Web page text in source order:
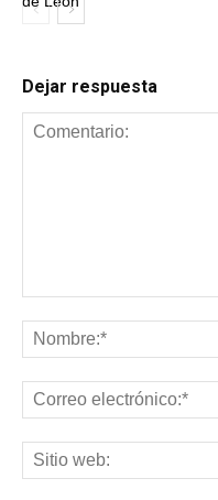
Dejar respuesta